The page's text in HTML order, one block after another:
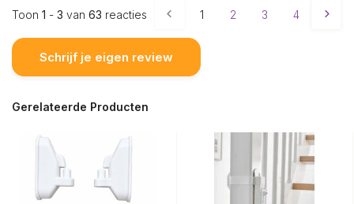
Toon 1 - 3 van 63 reacties 1 2 3 4 5
Schrijf je eigen review
Gerelateerde Producten